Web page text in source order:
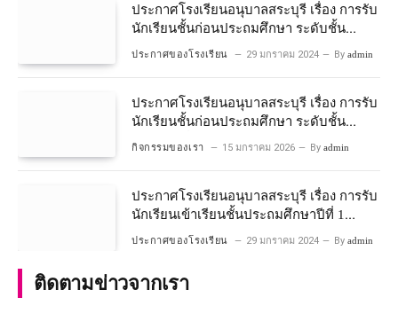
ประกาศโรงเรียนอนุบาลสระบุรี เรื่อง การรับ
นักเรียนชั้นก่อนประถมศึกษา ระดับชั้น
ประกาศของโรงเรียน 29 มกราคม 2024 By admin
ประกาศโรงเรียนอนุบาลสระบุรี เรื่อง การรับ
นักเรียนชั้นก่อนประถมศึกษา ระดับชั้น
อนุบาลปีที่ ๒ ประจำปีการศึกษา ๒๕๖๙
กิจกรรมของเรา 15 มกราคม 2026 By admin
ประกาศโรงเรียนอนุบาลสระบุรี เรื่อง การรับ
นักเรียนเข้าเรียนชั้นประถมศึกษาปีที่ 1
โครงการห้องเรียนพิเศษ วิทยาศาสตร์ และ
ประกาศของโรงเรียน 29 มกราคม 2024 By admin
ติดตามข่าวจากเรา